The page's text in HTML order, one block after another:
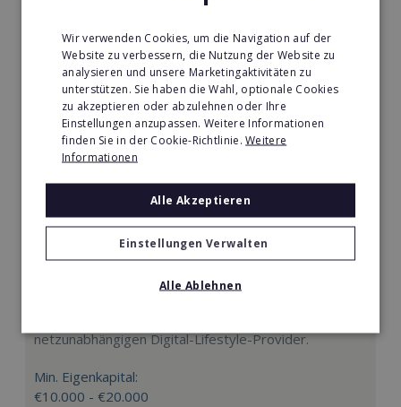
netzunabhängigen Digital-Lifestyle-Provider.
Min. Eigenkapital:
€10.000 - €20.000
Wir verwenden Cookies, um die Navigation auf der
Website zu verbessern, die Nutzung der Website zu
analysieren und unsere Marketingaktivitäten zu
unterstützen. Sie haben die Wahl, optionale Cookies
zu akzeptieren oder abzulehnen oder Ihre
Einstellungen anzupassen. Weitere Informationen
finden Sie in der Cookie-Richtlinie.Weitere
Informationen
Alle Akzeptieren
Einstellungen Verwalten
Alle Ablehnen